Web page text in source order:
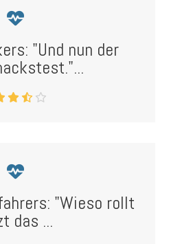
"Und nun der
"Wieso rollt
das ...